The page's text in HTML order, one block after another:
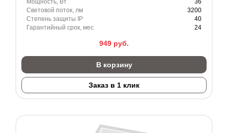
Мощность, Вт
36
Световой поток, лм
3200
Степень защиты IP
40
Гарантийный срок, мес
24
949 руб.
В корзину
Заказ в 1 клик